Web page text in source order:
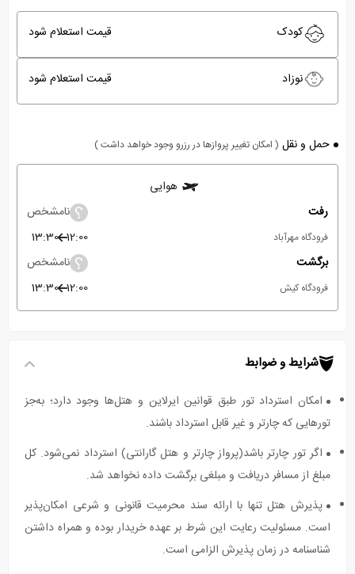
کودک قیمت استعلام شود
نوزاد قیمت استعلام شود
حمل و نقل ( امکان تغییر پروازها در رزرو وجود خواهد داشت )
هوایی
رفت
نامشخص
فرودگاه مهرآباد 12:00
13:30
برگشت
نامشخص
فرودگاه کیش 12:00
13:30
شرایط و ضوابط
امکان استرداد تور طبق قوانین ایرلاین و هتل‌ها وجود دارد؛ به‌جز
تورهایی که چارتر و غیر قابل استرداد باشند.
اگر تور چارتر باشد(پرواز چارتر و هتل گارانتی) استرداد نمی‌شود. کل
مبلغ از مسافر دریافت و مبلغی برگشت داده نخواهد شد.
پذیرش هتل تنها با ارائه سند محرمیت قانونی و شرعی امکان‌پذیر
است. مسئولیت رعایت این شرط بر عهده خریدار بوده و همراه داشتن
شناسنامه در زمان پذیرش الزامی است.